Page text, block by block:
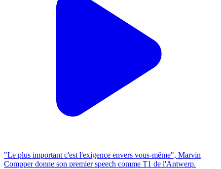
"Le plus important c'est l'exigence envers vous-même", Marvin
Compper donne son premier speech comme T1 de l'Antwerp.